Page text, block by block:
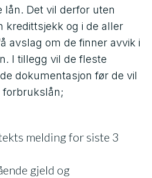
lån. Det vil derfor uten
kredittsjekk og i de aller
avslag om de finner avvik i
I tillegg vil de fleste
dokumentasjon før de vil
forbrukslån;
melding for siste 3
gjeld og